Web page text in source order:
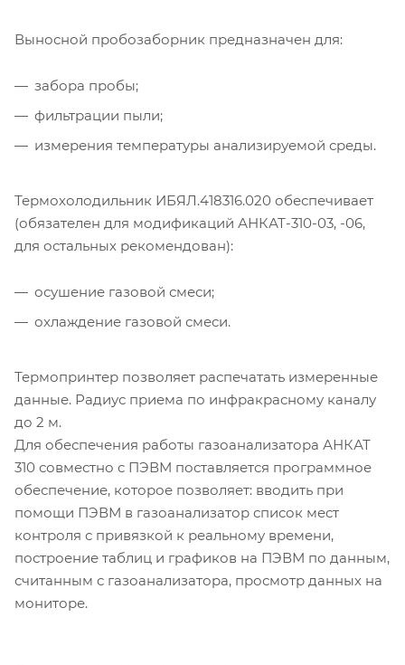
Выносной пробозаборник предназначен для:
забора пробы;
фильтрации пыли;
измерения температуры анализируемой среды.
Термохолодильник ИБЯЛ.418316.020 обеспечивает
(обязателен для модификаций АНКАТ-310-03, -06,
для остальных рекомендован):
осушение газовой смеси;
охлаждение газовой смеси.
Термопринтер позволяет распечатать измеренные
данные. Радиус приема по инфракрасному каналу
до 2 м.
Для обеспечения работы газоанализатора АНКАТ
310 совместно с ПЭВМ поставляется программное
обеспечение, которое позволяет: вводить при
помощи ПЭВМ в газоанализатор список мест
контроля с привязкой к реальному времени,
построение таблиц и графиков на ПЭВМ по данным,
считанным с газоанализатора, просмотр данных на
мониторе.